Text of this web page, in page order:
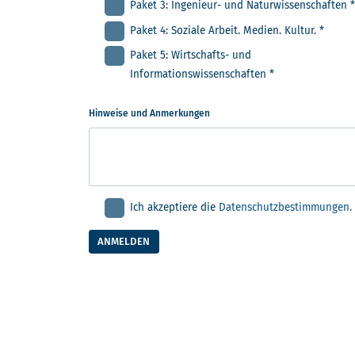
Paket 3: Ingenieur- und Naturwissenschaften *
Paket 4: Soziale Arbeit. Medien. Kultur. *
Paket 5: Wirtschafts- und
Informationswissenschaften *
Hinweise und Anmerkungen
Ich akzeptiere die Datenschutzbestimmungen.
ANMELDEN